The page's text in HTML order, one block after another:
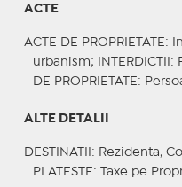
ACTE
ACTE DE PROPRIETATE :
urbanism;
INTERDICTII :
DE PROPRIETATE :
ALTE DETALII
DESTINATII : Rezidenta,
PLATESTE : Taxe pe